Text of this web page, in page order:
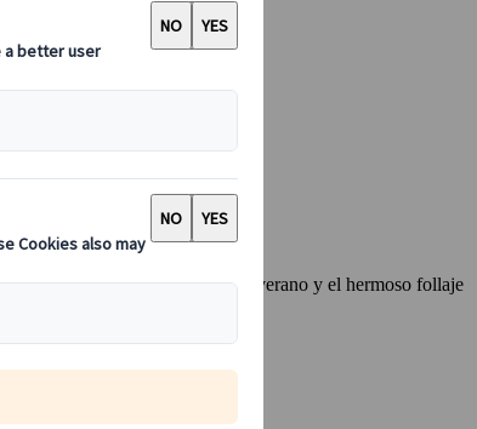
los vibrantes festivales de verano y el hermoso follaje
época del año.